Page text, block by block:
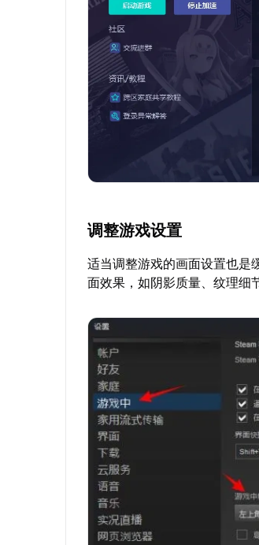
调整游戏设置
适当调整游戏的画面设置也是
面效果，如阴影质量、纹理细